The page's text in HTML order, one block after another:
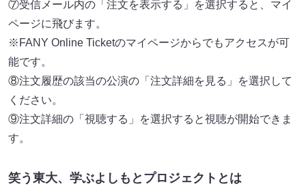
⑦受信メール内の「注文を表示する」を選択すると、マイ
ページに飛びます。
※FANY Online Ticketのマイページからでもアクセスが可
能です。
⑧注文履歴の該当の公演の「注文詳細を見る」を選択して
ください。
⑨注文詳細の「視聴する」を選択すると視聴が開始できま
す。
笑う東大、学ぶよしもとプロジェクトとは